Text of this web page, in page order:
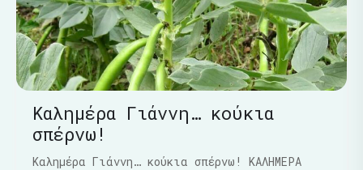
Καλημέρα Γιάννη… κούκια
σπέρνω!
Καλημέρα Γιάννη… κούκια σπέρνω! ΚΑΛΗΜΕΡΑ